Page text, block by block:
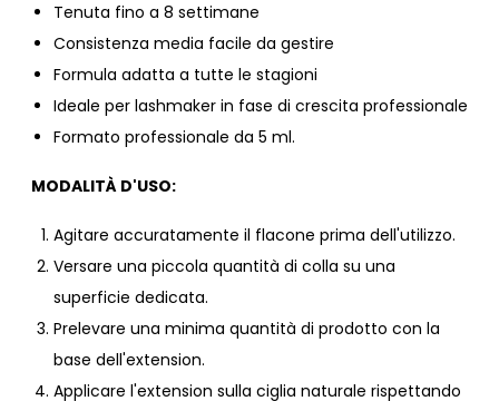
Tenuta fino a 8 settimane
Consistenza media facile da gestire
Formula adatta a tutte le stagioni
Ideale per lashmaker in fase di crescita professionale
Formato professionale da 5 ml.
MODALITÀ D'USO:
Agitare accuratamente il flacone prima dell'utilizzo.
Versare una piccola quantità di colla su una
superficie dedicata.
Prelevare una minima quantità di prodotto con la
base dell'extension.
Applicare l'extension sulla ciglia naturale rispettando